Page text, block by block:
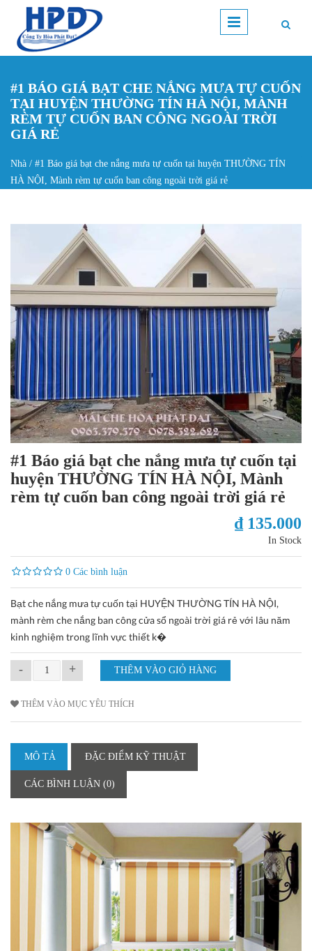
Nhảy đến nội dung
#1 BÁO GIÁ BẠT CHE NẮNG MƯA TỰ CUỐN
TẠI HUYỆN THƯỜNG TÍN HÀ NỘI, MÀNH
RÈM TỰ CUỐN BAN CÔNG NGOÀI TRỜI
GIÁ RẺ
Bạn đang ở đây
Nhà / #1 Báo giá bạt che nắng mưa tự cuốn tại huyện THƯỜNG TÍN
HÀ NỘI, Mành rèm tự cuốn ban công ngoài trời giá rẻ
#1 Báo giá bạt che nắng mưa tự cuốn tại
huyện THƯỜNG TÍN HÀ NỘI, Mành
rèm tự cuốn ban công ngoài trời giá rẻ
₫ 135.000
In Stock
0 Các bình luận
Bạt che nắng mưa tự cuốn tại HUYỆN THƯỜNG TÍN HÀ NỘI,
mành rèm che nắng ban công cửa sổ ngoài trời giá rẻ với lâu năm
kinh nghiệm trong lĩnh vực thiết k�
- +
THÊM VÀO MỤC YÊU THÍCH
MÔ TẢ ĐẶC ĐIỂM KỸ THUẬT
CÁC BÌNH LUẬN (0)